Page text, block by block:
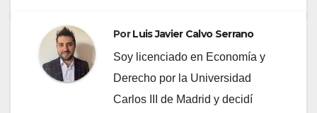
PorLuis Javier Calvo Serrano
Soy licenciado en Economía y
Derecho por la Universidad
Carlos III de Madrid y decidí